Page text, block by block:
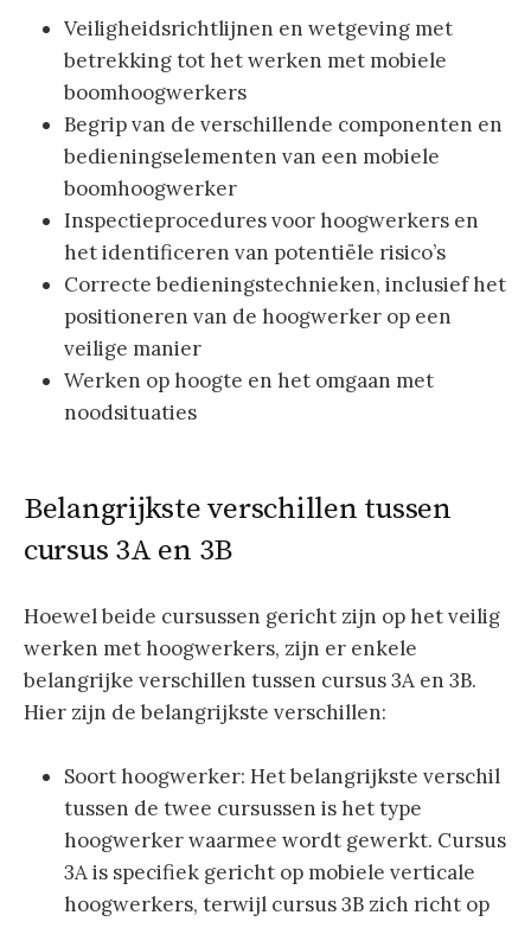
Veiligheidsrichtlijnen en wetgeving met
betrekking tot het werken met mobiele
boomhoogwerkers
Begrip van de verschillende componenten en
bedieningselementen van een mobiele
boomhoogwerker
Inspectieprocedures voor hoogwerkers en
het identificeren van potentiële risico’s
Correcte bedieningstechnieken, inclusief het
positioneren van de hoogwerker op een
veilige manier
Werken op hoogte en het omgaan met
noodsituaties
Belangrijkste verschillen tussen
cursus 3A en 3B
Hoewel beide cursussen gericht zijn op het veilig
werken met hoogwerkers, zijn er enkele
belangrijke verschillen tussen cursus 3A en 3B.
Hier zijn de belangrijkste verschillen:
Soort hoogwerker: Het belangrijkste verschil
tussen de twee cursussen is het type
hoogwerker waarmee wordt gewerkt. Cursus
3A is specifiek gericht op mobiele verticale
hoogwerkers, terwijl cursus 3B zich richt op